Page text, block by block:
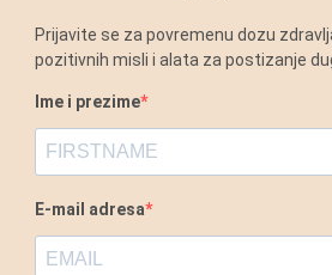
Prijavite se za povremenu dozu
pozitivnih misli i alata za postizanje
Ime i prezime
E-mail adresa